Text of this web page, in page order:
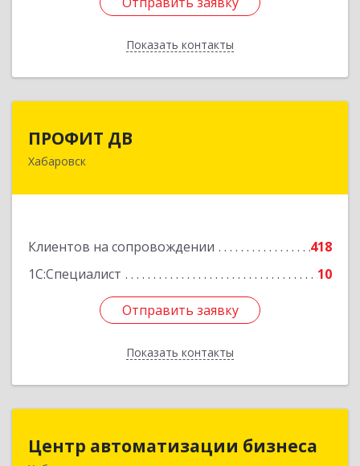
Показать контакты
Назад
ПРОФИТ ДВ
Хабаровск
Клиентов на сопровождении
418
1С:Специалист
10
Отправить заявку
Показать контакты
680000, Хабаровский край, Хабаровск г,
Отправить заявку
Назад
Центр автоматизации бизнеса
Центр автоматизации бизнеса